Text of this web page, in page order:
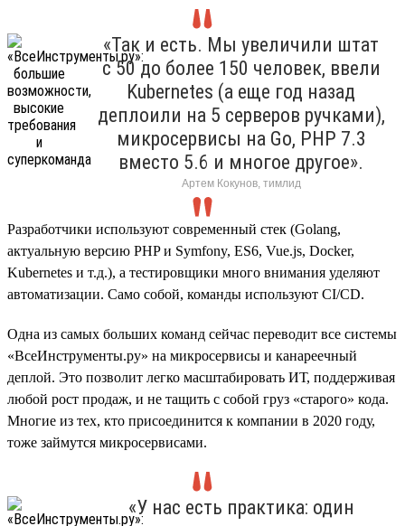
«Так и есть. Мы увеличили штат
с 50 до более 150 человек, ввели
Kubernetes (а еще год назад
деплоили на 5 серверов ручками),
микросервисы на Go, PHP 7.3
вместо 5.6 и многое другое».
Артем Кокунов, тимлид
Разработчики используют современный стек (Golang,
актуальную версию PHP и Symfony, ES6, Vue.js, Docker,
Kubernetes и т.д.), а тестировщики много внимания уделяют
автоматизации. Само собой, команды используют CI/CD.
Одна из самых больших команд сейчас переводит все системы
«ВсеИнструменты.ру» на микросервисы и канареечный
деплой. Это позволит легко масштабировать ИТ, поддерживая
любой рост продаж, и не тащить с собой груз «старого» кода.
Многие из тех, кто присоединится к компании в 2020 году,
тоже займутся микросервисами.
«У нас есть практика: один